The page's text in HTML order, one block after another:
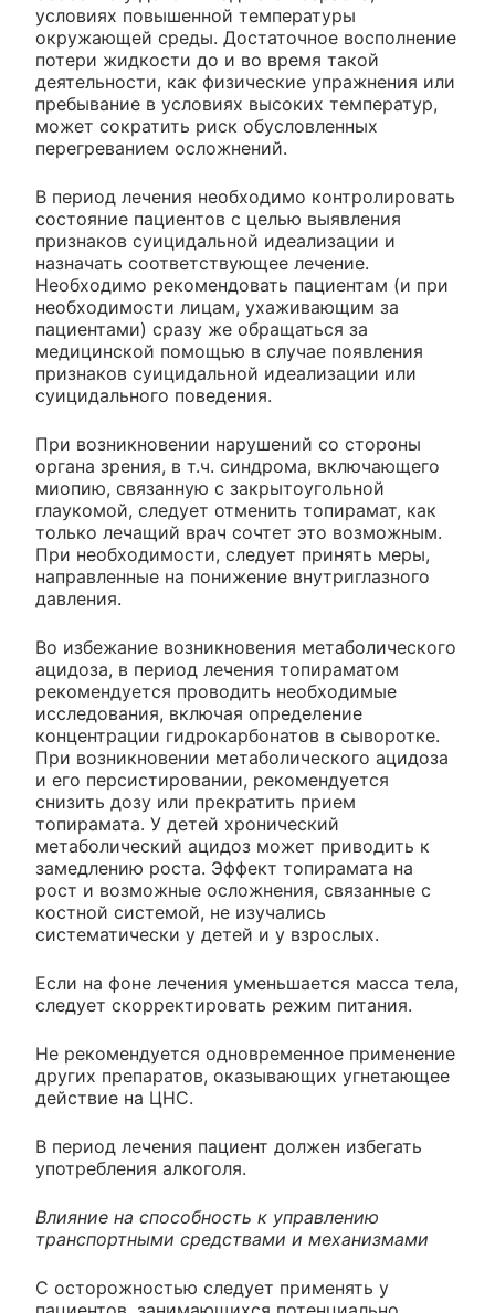
условиях повышенной температуры
окружающей среды. Достаточное восполнение
потери жидкости до и во время такой
деятельности, как физические упражнения или
пребывание в условиях высоких температур,
может сократить риск обусловленных
перегреванием осложнений.
В период лечения необходимо контролировать
состояние пациентов с целью выявления
признаков суицидальной идеализации и
назначать соответствующее лечение.
Необходимо рекомендовать пациентам (и при
необходимости лицам, ухаживающим за
пациентами) сразу же обращаться за
медицинской помощью в случае появления
признаков суицидальной идеализации или
суицидального поведения.
При возникновении нарушений со стороны
органа зрения, в т.ч. синдрома, включающего
миопию, связанную с закрытоугольной
глаукомой, следует отменить топирамат, как
только лечащий врач сочтет это возможным.
При необходимости, следует принять меры,
направленные на понижение внутриглазного
давления.
Во избежание возникновения метаболического
ацидоза, в период лечения топираматом
рекомендуется проводить необходимые
исследования, включая определение
концентрации гидрокарбонатов в сыворотке.
При возникновении метаболического ацидоза
и его персистировании, рекомендуется
снизить дозу или прекратить прием
топирамата. У детей хронический
метаболический ацидоз может приводить к
замедлению роста. Эффект топирамата на
рост и возможные осложнения, связанные с
костной системой, не изучались
систематически у детей и у взрослых.
Если на фоне лечения уменьшается масса тела,
следует скорректировать режим питания.
Не рекомендуется одновременное применение
других препаратов, оказывающих угнетающее
действие на ЦНС.
В период лечения пациент должен избегать
употребления алкоголя.
Влияние на способность к управлению
транспортными средствами и механизмами
С осторожностью следует применять у